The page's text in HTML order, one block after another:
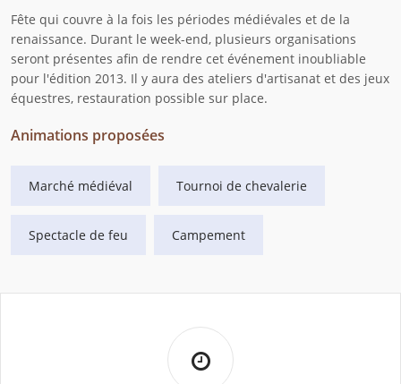
Fête qui couvre à la fois les périodes médiévales et de la
renaissance. Durant le week-end, plusieurs organisations
seront présentes afin de rendre cet événement inoubliable
pour l'édition 2013. Il y aura des ateliers d'artisanat et des jeux
équestres, restauration possible sur place.
Animations proposées
Marché médiéval Tournoi de chevalerie
Spectacle de feu Campement